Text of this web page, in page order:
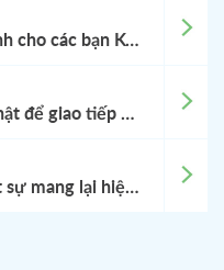
Chiêu sinh lớp tiếng Nhật dành cho các bạn Kỹ sư tháng 11/2024
Chinh phục hội thoại tiếng Nhật để giao tiếp tự tin và hiệu quả
Học tiếng Nhật online có thật sự mang lại hiệu quả?